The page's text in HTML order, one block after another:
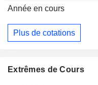
Année en cours
Plus de cotations
Extrêmes de Cours